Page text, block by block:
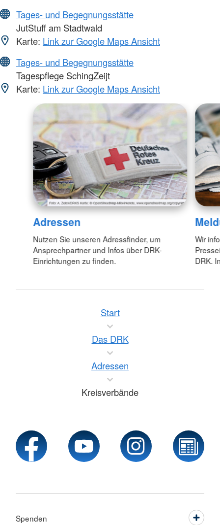
Tages- und Begegnungsstätte
JutStuff am Stadtwald
Karte: Link zur Google Maps Ansicht
Tages- und Begegnungsstätte
Tagespflege SchingZeijt
Karte: Link zur Google Maps Ansicht
Adressen
Nutzen Sie unseren Adressfinder, um
Ansprechpartner und Infos über DRK-
Einrichtungen zu finden.
Wir
DRK.
Start
Das DRK
Adressen
Kreisverbände
Spenden